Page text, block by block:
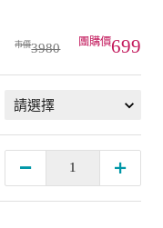
3980 699